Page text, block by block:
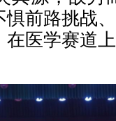
前路挑战
医学赛道